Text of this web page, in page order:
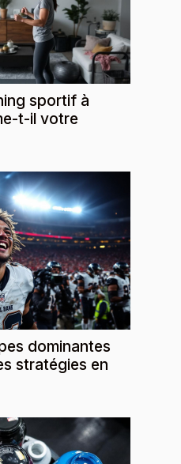
sportif à
t-il votre
dominantes
stratégies en